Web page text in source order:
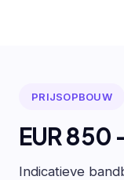
PRIJSOPBOUW
EUR 850
Indicatieve